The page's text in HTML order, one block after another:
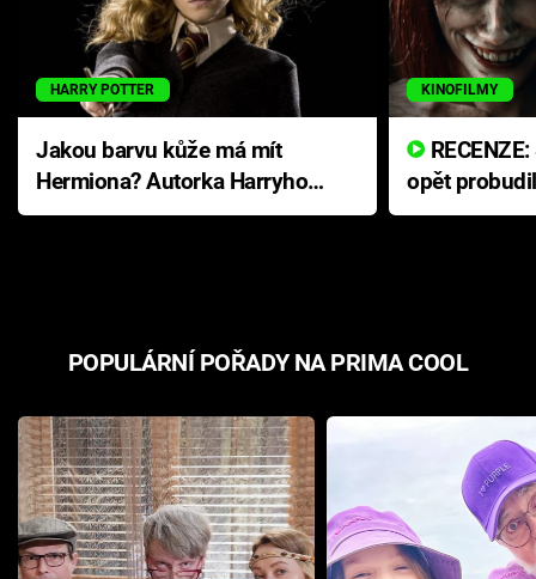
HARRY POTTER
Jakou barvu kůže má mít
Hermiona? Autorka Harryho
Pottera přišla s ráznou
KINOFILMY
opět
přichází s
POPULÁRNÍ POŘADY NA PRIMA COOL